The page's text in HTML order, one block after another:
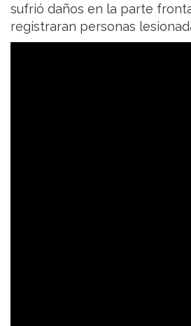
sufrió daños en la parte
registraran personas